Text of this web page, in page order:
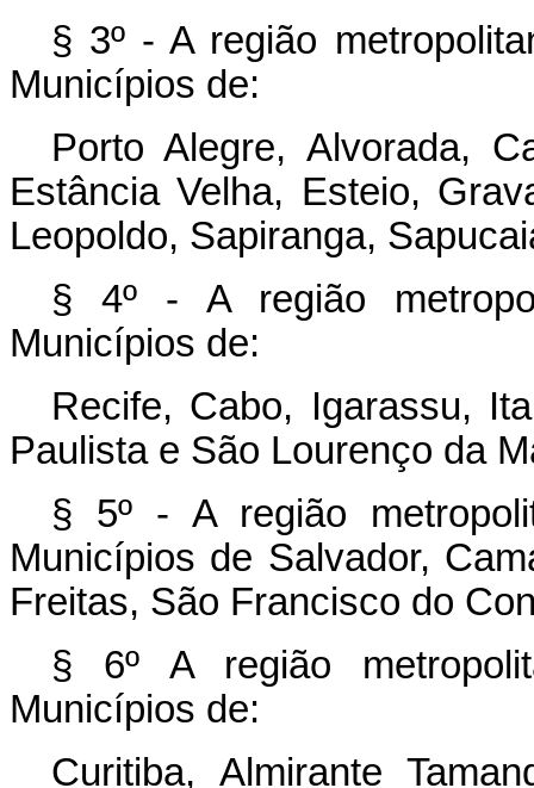
§ 3º - A região
Municípios de:
Porto Alegre, Alvorada,
Estância Velha, Esteio,
Leopoldo, Sapiranga,
§ 4º - A região
Municípios de:
Recife, Cabo, Igarassu,
Paulista e São Lourenço da
§ 5º - A região
Municípios de Salvador,
Freitas, São Francisco do
§ 6º A região
Municípios de:
Curitiba, Almirante